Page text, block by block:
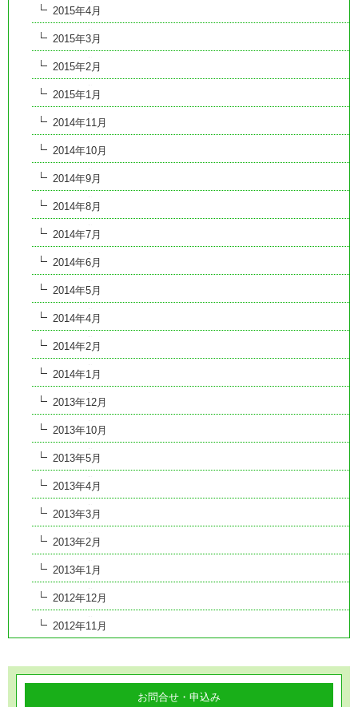
2015年4月
2015年3月
2015年2月
2015年1月
2014年11月
2014年10月
2014年9月
2014年8月
2014年7月
2014年6月
2014年5月
2014年4月
2014年2月
2014年1月
2013年12月
2013年10月
2013年5月
2013年4月
2013年3月
2013年2月
2013年1月
2012年12月
2012年11月
お問合せ・申込み